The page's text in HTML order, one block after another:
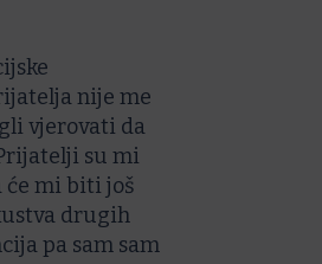
nije me
vjerovati da
su mi
će mi biti još
drugih
pa sam sam